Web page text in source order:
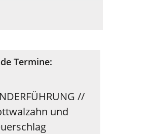
Termine:
//
und